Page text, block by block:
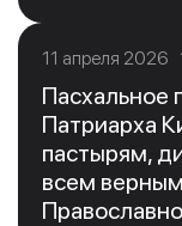
11 апреля 2026
Пасхальное
Патриарха
пастырям,
всем